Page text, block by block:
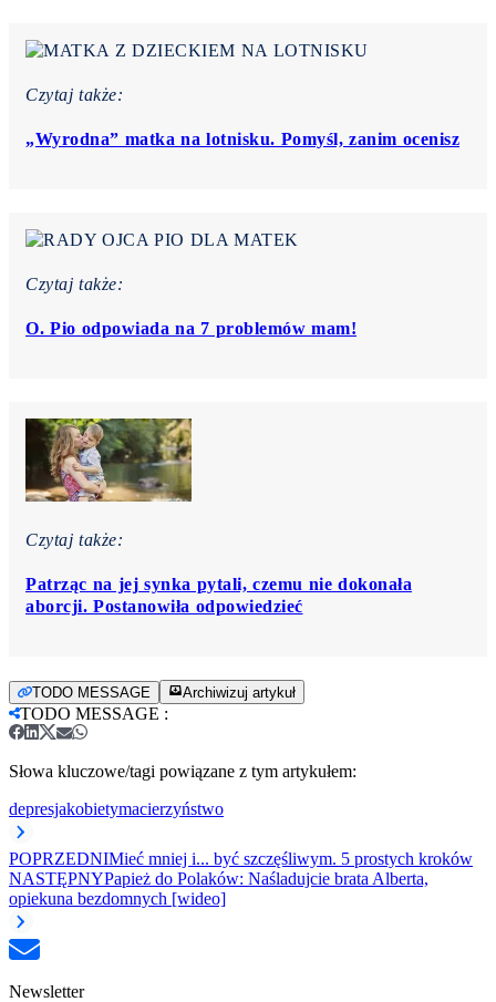
Czytaj także:
„Wyrodna” matka na lotnisku. Pomyśl, zanim ocenisz
Czytaj także:
O. Pio odpowiada na 7 problemów mam!
Czytaj także:
Patrząc na jej synka pytali, czemu nie dokonała
aborcji. Postanowiła odpowiedzieć
TODO MESSAGE Archiwizuj artykuł
TODO MESSAGE :
Słowa kluczowe/tagi powiązane z tym artykułem:
depresjakobietymacierzyństwo
POPRZEDNIMieć mniej i... być szczęśliwym. 5 prostych kroków
NASTĘPNYPapież do Polaków: Naśladujcie brata Alberta,
opiekuna bezdomnych [wideo]
Newsletter